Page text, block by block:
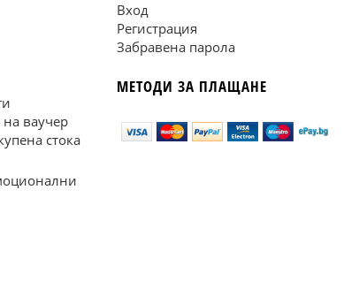
ваучер
стока
Вход
Регистрация
Забравена парола
МЕТОДИ ЗА ПЛАЩАНЕ